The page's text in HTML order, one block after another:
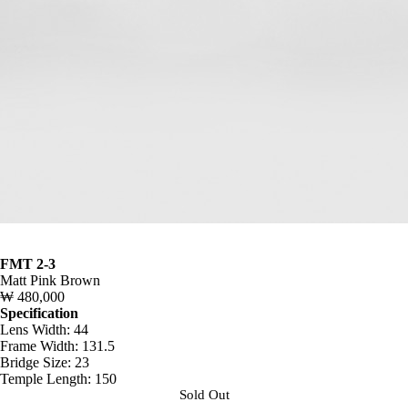
FMT 2-3
Matt Pink Brown
₩ 480,000
Specification
Lens Width: 44
Frame Width: 131.5
Bridge Size: 23
Temple Length: 150
Sold Out